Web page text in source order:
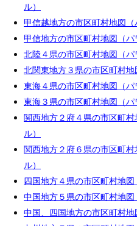
ル）
甲信越地方の市区町村地図（
甲信地方の市区町村地図（パ
北陸４県の市区町村地図（パ
北関東地方３県の市区町村地
東海４県の市区町村地図（パ
東海３県の市区町村地図（パ
関西地方２府４県の市区町
ル）
関西地方２府６県の市区町
ル）
四国地方４県の市区町村地
中国地方５県の市区町村地図
中国、四国地方の市区町村地